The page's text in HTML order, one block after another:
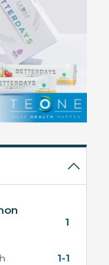
1
1-1